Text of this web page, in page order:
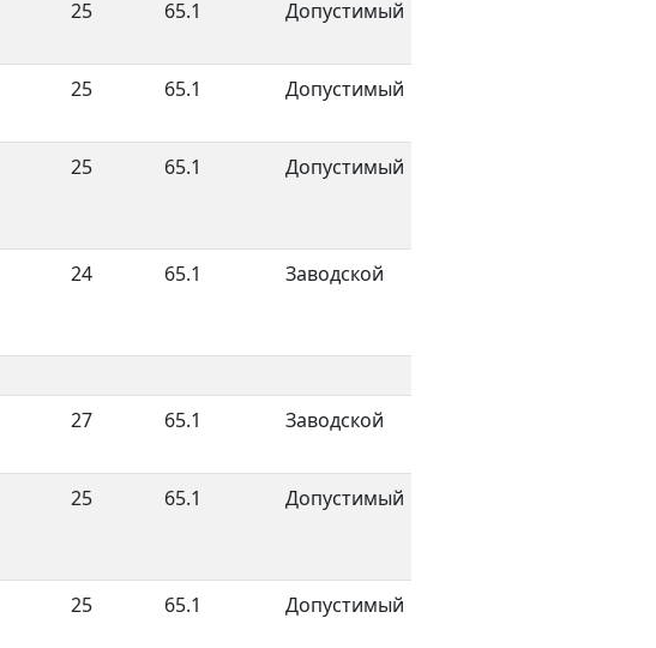
25 65.1 Допустимый
25 65.1 Допустимый
25 65.1 Допустимый
24 65.1 Заводской
27 65.1 Заводской
25 65.1 Допустимый
25 65.1 Допустимый